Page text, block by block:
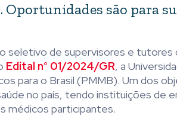
Oportunidades são para
seletivo de supervisores e tutores
Edital n° 01/2024/GR, a
para o Brasil (PMMB). Um dos
no país, tendo instituições de
médicos participantes.